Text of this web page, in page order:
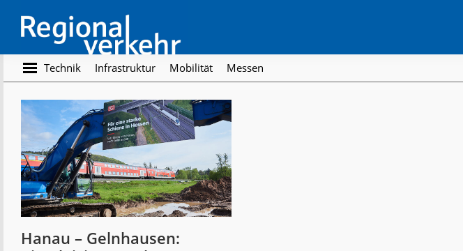
main
content
footer
Regionalverkehr
Die
Fachzeitschrift
den
Öffentlichen
Personennahverkehr
Technik Infrastruktur Mobilität Messen
Hanau – Gelnhausen: